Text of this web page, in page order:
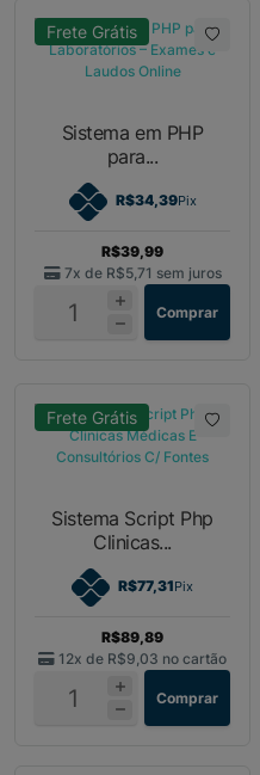
Frete Grátis
Sistema em PHP
para...
R$34,39Pix
R$39,99
7x de R$5,71 sem juros
Comprar
Frete Grátis
Sistema Script Php
Clinicas...
R$77,31Pix
R$89,89
12x de R$9,03 no cartão
Comprar